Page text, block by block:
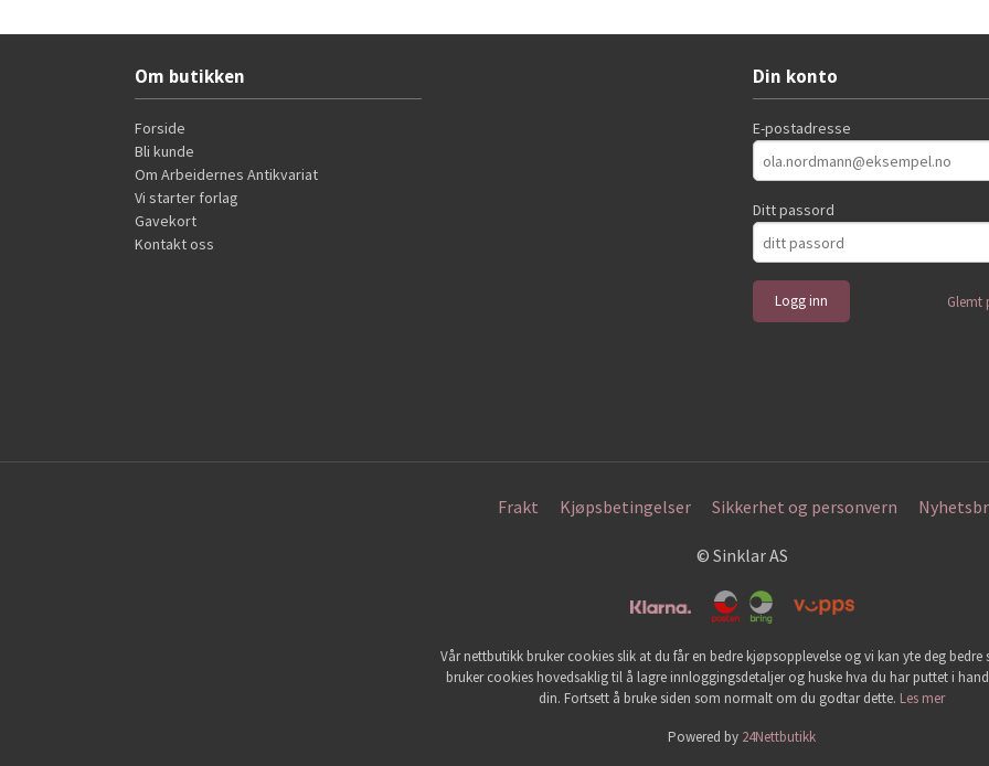
Om butikken
Forside
Bli kunde
Om Arbeidernes Antikvariat
Vi starter forlag
Gavekort
Kontakt oss
Din konto
E-postadresse
Ditt passord
Glemt
Frakt Kjøpsbetingelser Sikkerhet og personvern
© Sinklar AS
Vår nettbutikk bruker cookies slik at du får en bedre kjøpsopplevelse og vi kan yte deg bedre
bruker cookies hovedsaklig til å lagre innloggingsdetaljer og huske hva du har puttet i
din. Fortsett å bruke siden som normalt om du godtar dette. Les mer
Powered by 24Nettbutikk